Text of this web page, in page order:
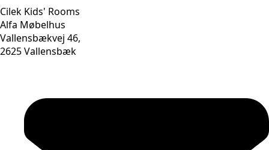
Cilek Kids' Rooms
Alfa Møbelhus
Vallensbækvej 46,
2625 Vallensbæk